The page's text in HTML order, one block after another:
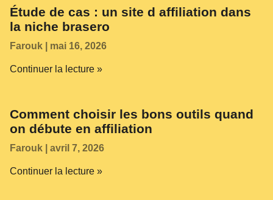
Étude de cas : un site d affiliation dans
la niche brasero
Farouk mai 16, 2026
Continuer la lecture »
Comment choisir les bons outils quand
on débute en affiliation
Farouk avril 7, 2026
Continuer la lecture »